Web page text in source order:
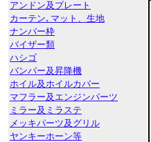
アンドン及プレート
カーテン､マット、生地
ナンバー枠
バイザー類
ハシゴ
バンパー及昇降機
ホイル及ホイルカバー
マフラー及エンジンパーツ
ミラー及ミラステ
メッキパーツ及グリル
ヤンキーホーン等